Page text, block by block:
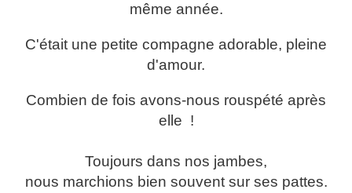
même année.
C'était une petite compagne adorable, pleine
d'amour.
Combien de fois avons-nous rouspété après
elle !
Toujours dans nos jambes,
nous marchions bien souvent sur ses pattes.